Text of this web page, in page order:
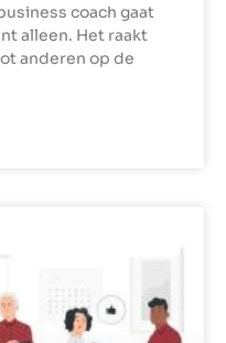
coach gaat
alleen. Het raakt
anderen op de